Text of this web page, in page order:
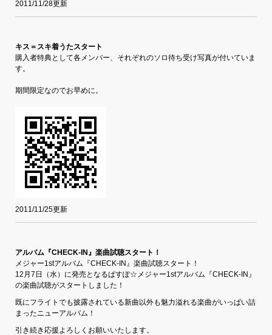
2011/11/28更新
キス＝スキ着うたスタート
購入者特典として各メンバー、それぞれのソロ待ち受け写真が付いていま
す。
期間限定なのでお早めに。
2011/11/25更新
アルバム『CHECK-IN』楽曲試聴スタート！
メジャー1stアルバム『CHECK-IN』楽曲試聴スタート！
12月7日（水）に発売となるぱすぽ☆メジャー1stアルバム『CHECK-IN』
の楽曲試聴がスタートしました！
既にフライトでも披露されている新曲以外も魅力溢れる楽曲がいっぱい詰
まったニューアルバム！
引き続き応援よろしくお願いいたします。